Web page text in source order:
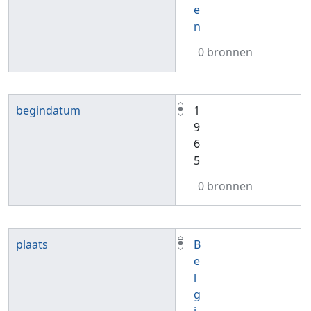
e
n
0 bronnen
begindatum
1
9
6
5
0 bronnen
plaats
B
e
l
g